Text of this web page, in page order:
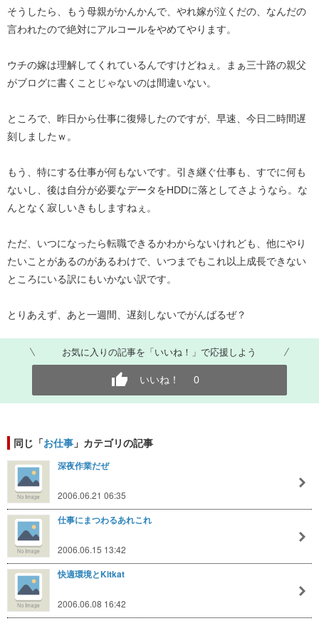
そうしたら、もう母親がかんかんで、やれ嫁が泣くだの、なんだの
言われたので絶対にアルコールをやめてやります。
ウチの嫁は理解してくれているんですけどねぇ。まぁ三十路の親父
がブログに書くことじゃないのは間違いない。
ところで、昨日から仕事に復帰したのですが、早速、今日二時間遅
刻しましたｗ。
もう、特にする仕事が何もないです。引き継ぐ仕事も、すでに何も
ないし、後は自分が必要なデータをHDDに落としてさようなら。な
んとなく寂しいきもしますねぇ。
ただ、いつになったら転職できるかわからないけれども、他にやり
たいことがあるのがあるわけで、いつまでもこれ以上成長できない
ところにいる訳にもいかない訳です。
とりあえず、あと一週間、遅刻しないでがんばるぜ？
お気に入りの記事を「いいね！」で応援しよう
いいね！ 0
同じ「お仕事 」カテゴリの記事
深夜作業だぜ
2006.06.21 06:35
仕事にまつわるあれこれ
2006.06.15 13:42
快適環境とKitkat
2006.06.08 16:42